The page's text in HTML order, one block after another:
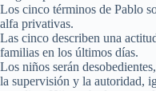
Los cinco términos de Pablo
alfa privativas.
Las cinco describen una
familias en los últimos días.
Los niños serán
la supervisión y la autoridad,